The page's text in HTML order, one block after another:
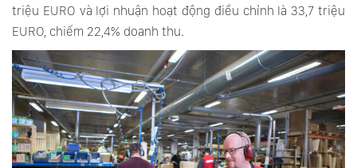
triệu EURO và lợi nhuận hoạt động điều chỉnh là 33,7 triệu
EURO, chiếm 22,4% doanh thu.